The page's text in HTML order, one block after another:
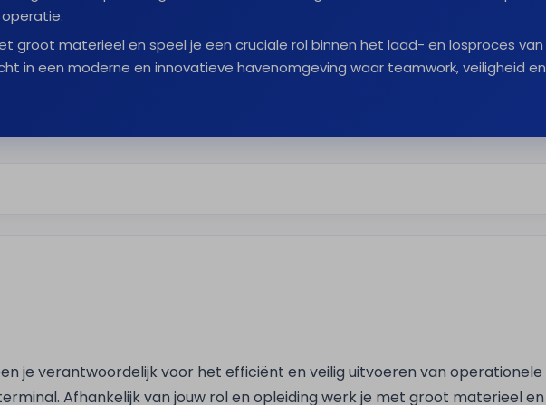
groot materieel en speel je een cruciale rol binnen het laad- en losproces van
in een moderne en innovatieve havenomgeving waar teamwork, veiligheid en
je verantwoordelijk voor het efficiënt en veilig uitvoeren van operationele
Afhankelijk van jouw rol en opleiding werk je met groot materieel en